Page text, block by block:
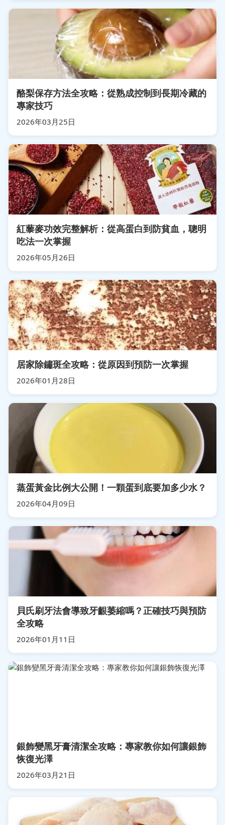
酪梨保存方法全攻略：從熟成控制到長期冷藏的
專家技巧
2026年03月25日
紅藜麥功效完整解析：從高蛋白到防貧血，聰明
吃法一次掌握
2026年05月26日
居家除鏽斑全攻略：從原因到預防一次掌握
2026年01月28日
蒸蛋黃金比例大公開！一顆蛋到底要加多少水？
2026年04月09日
貝氏刷牙法會導致牙齦萎縮嗎？正確技巧與預防
全攻略
2026年01月11日
銀飾變黑牙膏清潔全攻略：專家教你如何讓銀飾
恢復光澤
2026年03月21日